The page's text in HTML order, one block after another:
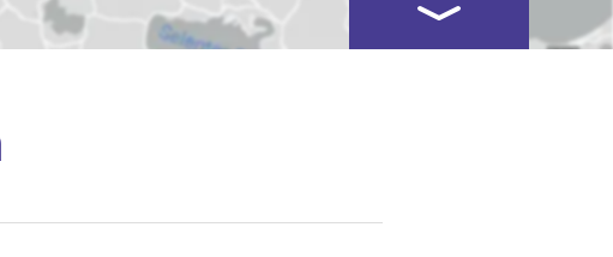
Kartenansicht öffnen